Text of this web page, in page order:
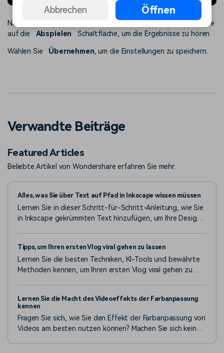
Nachdem Sie Ihre Einstellungen vorgenommen haben, klicken Sie
auf die
Abspielen Schaltfläche, um die Ergebnisse zu hören.
Wählen Sie Übernehmen, um die Einstellungen zu speichern.
Verwandte Beiträge
Featured Articles
Beliebte Artikel von Wondershare erfahren Sie mehr.
Alles, was Sie über Text auf Pfad in Inkscape wissen müssen
Lernen Sie in dieser Schritt-für-Schritt-Anleitung, wie Sie
in Inkscape gekrümmten Text hinzufügen, um Ihre Designs
Wert verleihen kann.
Tipps, um Ihren ersten Vlog viral gehen zu lassen
Lernen Sie die besten Techniken, KI-Tools und bewährte
Methoden kennen, um Ihren ersten Vlog viral gehen zu
Lernen Sie die Macht des Videoeffekts der Farbanpassung
kennen
Fragen Sie sich, wie Sie den Effekt der Farbanpassung von
Videos am besten nutzen können? Machen Sie sich keine
Abbrechen Öffnen